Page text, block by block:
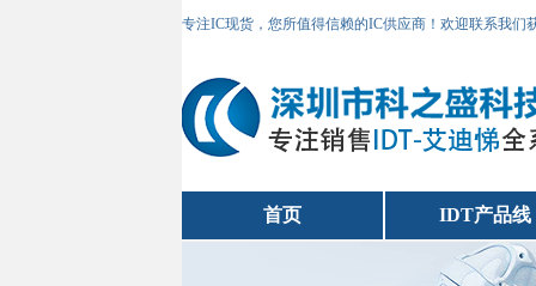
专注IC现货，您所值得信赖的IC供应商！欢迎联系我们
首页 IDT产品线